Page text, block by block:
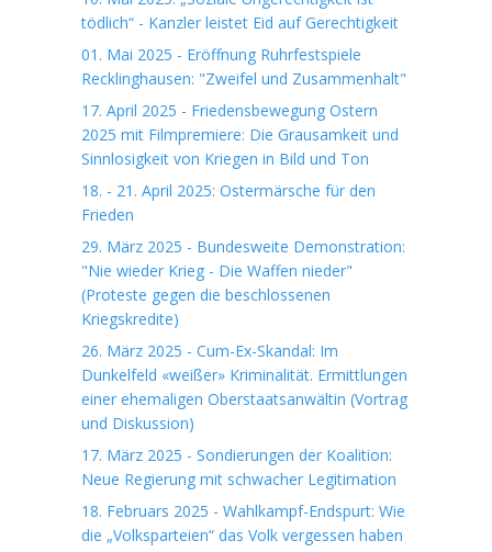
tödlich“ - Kanzler leistet Eid auf Gerechtigkeit
01. Mai 2025 - Eröffnung Ruhrfestspiele
Recklinghausen: "Zweifel und Zusammenhalt"
17. April 2025 - Friedensbewegung Ostern
2025 mit Filmpremiere: Die Grausamkeit und
Sinnlosigkeit von Kriegen in Bild und Ton
18. - 21. April 2025: Ostermärsche für den
Frieden
29. März 2025 - Bundesweite Demonstration:
"Nie wieder Krieg - Die Waffen nieder"
(Proteste gegen die beschlossenen
Kriegskredite)
26. März 2025 - Cum-Ex-Skandal: Im
Dunkelfeld «weißer» Kriminalität. Ermittlungen
einer ehemaligen Oberstaatsanwältin (Vortrag
und Diskussion)
17. März 2025 - Sondierungen der Koalition:
Neue Regierung mit schwacher Legitimation
18. Februars 2025 - Wahlkampf-Endspurt: Wie
die „Volksparteien“ das Volk vergessen haben